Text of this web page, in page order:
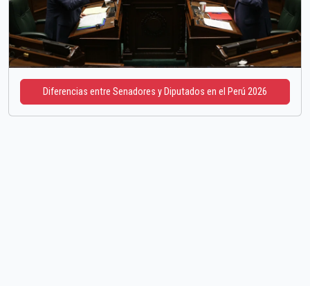
Diferencias entre Senadores y Diputados en el Perú 2026